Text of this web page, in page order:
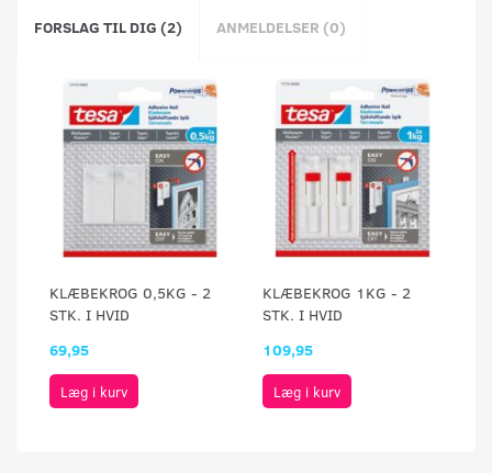
FORSLAG TIL DIG (2) ANMELDELSER (0)
KLÆBEKROG 0,5KG - 2
STK. I HVID
69,95
Læg i kurv
KLÆBEKROG 1KG - 2
STK. I HVID
109,95
Læg i kurv